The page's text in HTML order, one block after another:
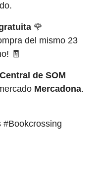
🌹
del mismo 23
🧾
de SOM
Mercadona.
#Bookcrossing